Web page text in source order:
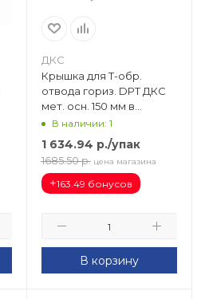
ДКС
Крышка для Т-обр.
отвода гориз. DPT ДКС
мет. осн. 150 мм в
комплекте с метизами и
пластинами PTCE
38043K
В наличии: 1
1 634.94 р./упак
1685.50 р. цена магазина
+163.49 бонусов
В корзину